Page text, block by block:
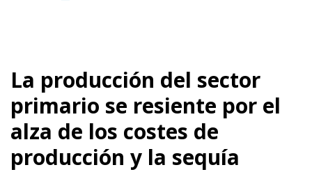
La producción del sector
primario se resiente por el
alza de los costes de
producción y la sequía